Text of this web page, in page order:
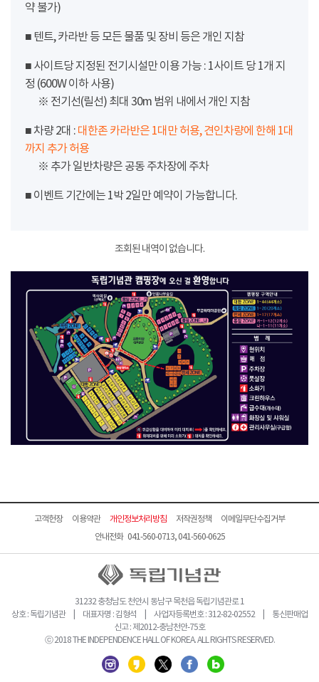
약 불가)
■ 텐트, 카라반 등 모든 물품 및 장비 등은 개인 지참
■ 사이트당 지정된 전기시설만 이용 가능 : 1사이트 당 1개 지
정 (600W 이하 사용)
※ 전기선(릴선) 최대 30m 범위 내에서 개인 지참
■ 차량 2대 : 대한존 카라반은 1대만 허용, 견인차량에 한해 1대
까지 추가 허용
※ 추가 일반차량은 공동 주차장에 주차
■ 이벤트 기간에는 1박 2일만 예약이 가능합니다.
조회된 내역이 없습니다.
고객헌장 이용약관 개인정보처리방침 저작권정책
이메일무단수집거부
안내전화 041-560-0713, 041-560-0625
31232 충청남도 천안시 동남구 목천읍 독립기념관로 1
상호 : 독립기념관 | 대표자명 : 김형석 | 사업자등록번호 : 312-82-02552 | 통신판매업
신고 : 제2012-충남천안-75호
ⓒ 2018 THE INDEPENDENCE HALL OF KOREA. ALL RIGHTS RESERVED.